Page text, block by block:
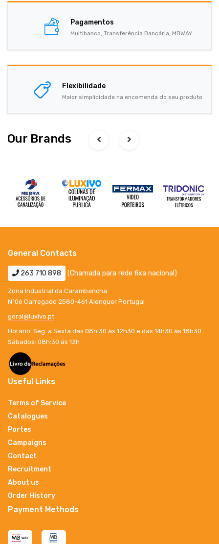
Pagamentos
Multibanco, Transferência Bancária, MBWAY
Flexibilidade
Maior simplicidade na encomenda do seu produto
Our Brands
General Contacts
263 710 898 (Chamada para rede fixa nacional)
Zona Industrial da Carambancha
Nº06 Carregado 2580-461 Alenquer Portugal
geral@luxivo.pt
Horário: Seg. a Sexta das 08h:30 às 12h30 e das 14h30 às 18h30.
Sábados: 08h:30 ás 13h
Useful Links
Terms of Service
Catalogues
Portes
Campaigns
Contact
Recruitment
About us
Order History
Payment Methods